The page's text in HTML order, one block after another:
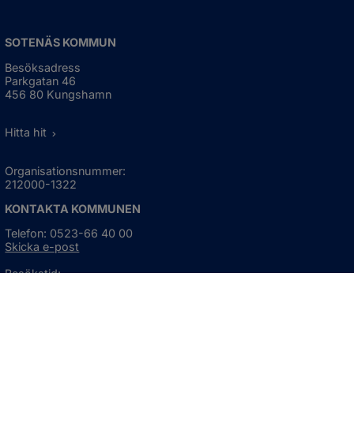
SOTENÄS KOMMUN
Besöksadress
Parkgatan 46
456 80 Kungshamn
Hitta hit
Organisationsnummer:
212000-1322
KONTAKTA KOMMUNEN
Telefon: 0523-66 40 00
Skicka e-post
Besökstid: